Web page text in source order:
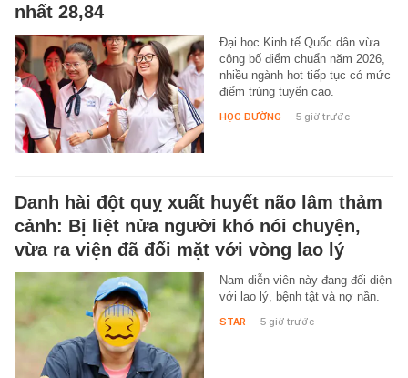
nhất 28,84
Đại học Kinh tế Quốc dân vừa
công bố điểm chuẩn năm 2026,
nhiều ngành hot tiếp tục có mức
điểm trúng tuyển cao.
HỌC ĐƯỜNG - 5 giờ trước
Danh hài đột quỵ xuất huyết não lâm thảm
cảnh: Bị liệt nửa người khó nói chuyện,
vừa ra viện đã đối mặt với vòng lao lý
Nam diễn viên này đang đối diện
với lao lý, bệnh tật và nợ nần.
STAR - 5 giờ trước